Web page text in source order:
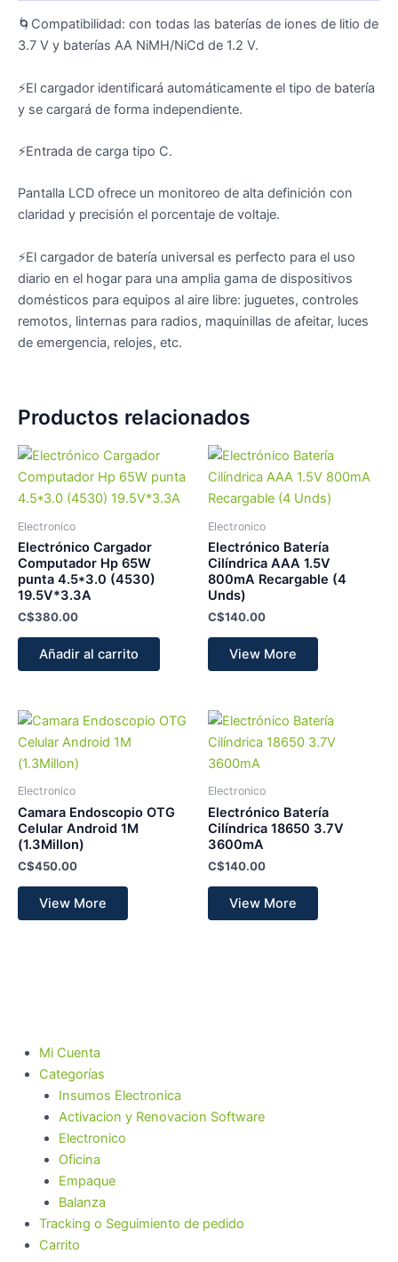
🌀Compatibilidad: con todas las baterías de iones de litio de
3.7 V y baterías AA NiMH/NiCd de 1.2 V.
⚡El cargador identificará automáticamente el tipo de batería
y se cargará de forma independiente.
⚡Entrada de carga tipo C.
Pantalla LCD ofrece un monitoreo de alta definición con
claridad y precisión el porcentaje de voltaje.
⚡El cargador de batería universal es perfecto para el uso
diario en el hogar para una amplia gama de dispositivos
domésticos para equipos al aire libre: juguetes, controles
remotos, linternas para radios, maquinillas de afeitar, luces
de emergencia, relojes, etc.
Productos relacionados
Electronico
Electrónico Cargador
Computador Hp 65W
punta 4.5*3.0 (4530)
19.5V*3.3A
C$380.00
Añadir al carrito
Electronico
Electrónico Batería
Cilíndrica AAA 1.5V
800mA Recargable (4
Unds)
C$140.00
View More
Electronico
Camara Endoscopio OTG
Celular Android 1M
(1.3Millon)
C$450.00
View More
Electronico
Electrónico Batería
Cilíndrica 18650 3.7V
3600mA
C$140.00
View More
Mi Cuenta
Categorías
Insumos Electronica
Activacion y Renovacion Software
Electronico
Oficina
Empaque
Balanza
Tracking o Seguimiento de pedido
Carrito